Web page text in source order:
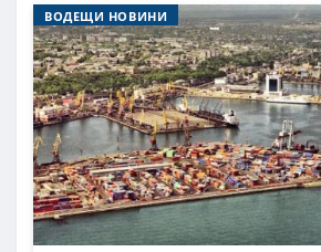
ВОДЕЩИ НОВИНИ